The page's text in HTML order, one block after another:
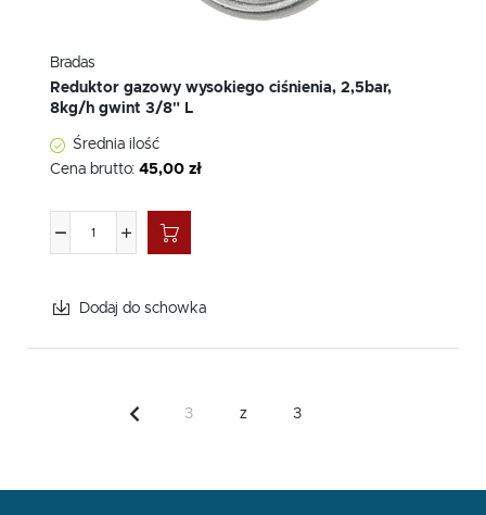
Bradas
Reduktor gazowy wysokiego ciśnienia, 2,5bar,
8kg/h gwint 3/8" L
Średnia ilość
Cena brutto: 45,00 zł
Dodaj do schowka
z 3